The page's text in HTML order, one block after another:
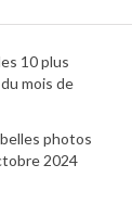
10 plus
mois de
photos
2024